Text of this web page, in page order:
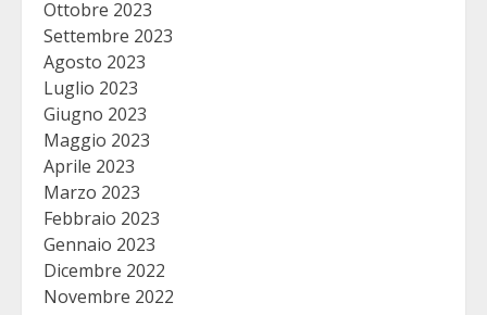
Ottobre 2023
Settembre 2023
Agosto 2023
Luglio 2023
Giugno 2023
Maggio 2023
Aprile 2023
Marzo 2023
Febbraio 2023
Gennaio 2023
Dicembre 2022
Novembre 2022